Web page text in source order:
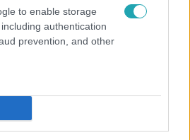
to enable storage
authentication
prevention, and other
török sofőr lökte a
az Árpád hídnál, egy száguldó